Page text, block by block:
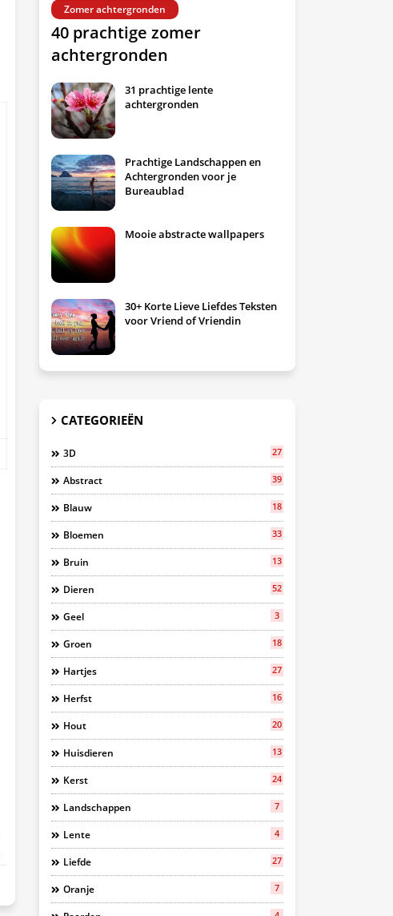
Zomer achtergronden
40 prachtige zomer
achtergronden
31 prachtige lente
achtergronden
Prachtige Landschappen en
Achtergronden voor je
Bureaublad
Mooie abstracte wallpapers
30+ Korte Lieve Liefdes Teksten
voor Vriend of Vriendin
CATEGORIEËN
3D 27
Abstract 39
Blauw 18
Bloemen 33
Bruin 13
Dieren 52
Geel 3
Groen 18
Hartjes 27
Herfst 16
Hout 20
Huisdieren 13
Kerst 24
Landschappen 7
Lente 4
Liefde 27
Oranje 7